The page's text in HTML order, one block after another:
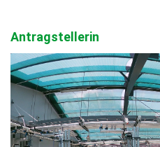
Antragstellerin